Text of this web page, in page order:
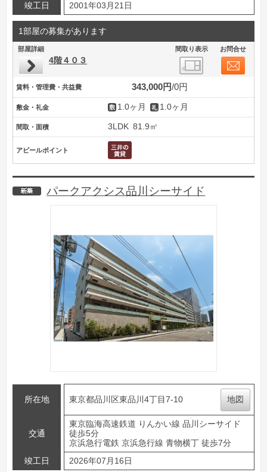
竣工日 2001年03月21日
1部屋の募集があります
部屋詳細 間取り表示 お問合せ
4階４０３
賃料・管理費・共益費 343,000円 0円
敷金・礼金 1.0ヶ月 1.0ヶ月
間取・面積 3LDK 81.9㎡
アピールポイント
新築
パークアクシス品川シーサイド
所在地 東京都品川区東品川4丁目7-10 地図
交通
東京臨海高速鉄道 りんかい線 品川シーサイド
徒歩5分
京浜急行電鉄 京浜急行線 青物横丁 徒歩7分
竣工日
2026年07月16日